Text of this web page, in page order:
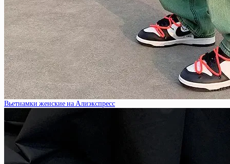
Вьетнамки женские на Алиэкспресс